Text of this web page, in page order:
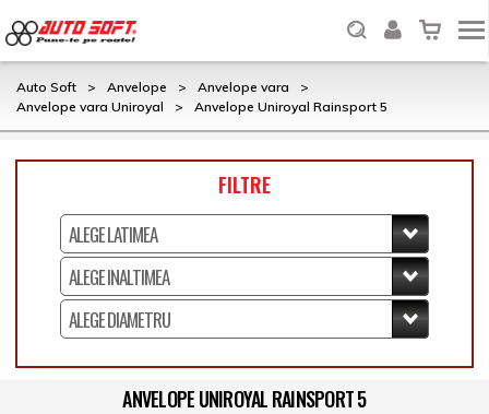
Auto Soft > Anvelope > Anvelope vara
>
Anvelope vara Uniroyal
> Anvelope Uniroyal Rainsport 5
FILTRE
ANVELOPE UNIROYAL RAINSPORT 5